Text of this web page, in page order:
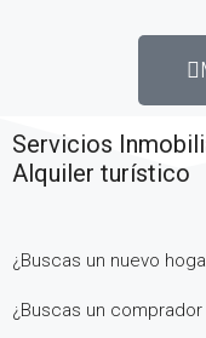
Servicios
Alquiler turístico
¿Buscas un nuevo
¿Buscas un